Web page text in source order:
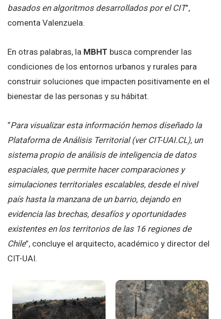
basados en algoritmos desarrollados por el CIT”,
comenta Valenzuela.
En otras palabras, la MBHT busca comprender las
condiciones de los entornos urbanos y rurales para
construir soluciones que impacten positivamente en el
bienestar de las personas y su hábitat.
“Para visualizar esta información hemos diseñado la
Plataforma de Análisis Territorial (ver CIT-UAI.CL), un
sistema propio de análisis de inteligencia de datos
espaciales, que permite hacer comparaciones y
simulaciones territoriales escalables, desde el nivel
país hasta la manzana de un barrio, dejando en
evidencia las brechas, desafíos y oportunidades
existentes en los territorios de las 16 regiones de
Chile”, concluye el arquitecto, académico y director del
CIT-UAI.